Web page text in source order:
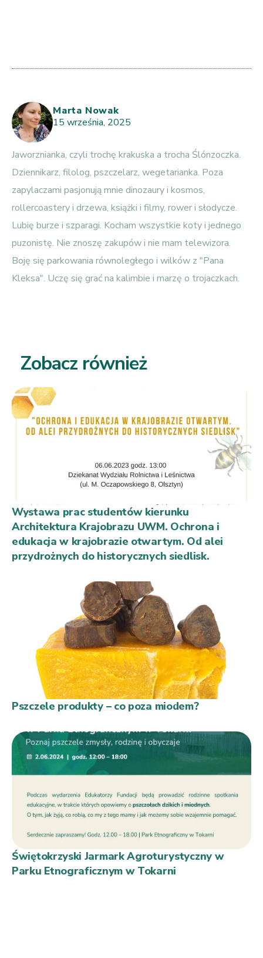
Marta Nowak
15 września, 2025
Jaworznianka, czyli trochę krakuska a trocha Ślónzoczka.
Dziennikarz, filolog, pszczelarz, wegetarianka. Poza
zapylaczami pasjonują mnie dinozaury i kosmos,
rollercoastery i drzewa, książki i filmy, rower i słodycze.
Lubię burze i szparagi. Kocham wszystkie koty i jednego
puzonistę. Nie znoszę zakupów i nie mam telewizora.
Boję się parkowania równoległego i wilków z "Pana
Kleksa". Uczę się grać na kalimbie i marzę o trojaczkach.
Zobacz również
Wystawa prac studentów kierunku
Architektura Krajobrazu UWM. Ochrona i
edukacja w krajobrazie otwartym. Od alei
przydrożnych do historycznych siedlisk.
Pszczele produkty – co poza miodem?
Świętokrzyski Jarmark Agroturystyczny w
Parku Etnograficznym w Tokarni